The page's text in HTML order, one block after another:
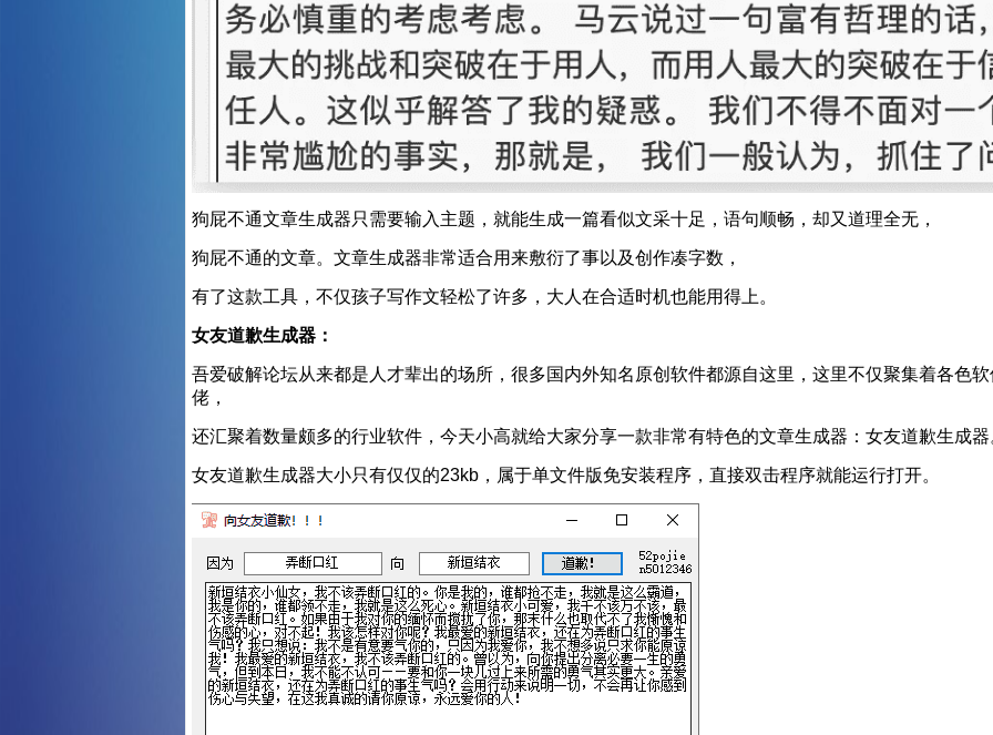
狗屁不通文章生成器只需要输入主题，就能生成一篇看似文采十足，语句顺畅，却又道理全无，
狗屁不通的文章。文章生成器非常适合用来敷衍了事以及创作凑字数，
有了这款工具，不仅孩子写作文轻松了许多，大人在合适时机也能用得上。
女友道歉生成器：
吾爱破解论坛从来都是人才辈出的场所，很多国内外知名原创软件都源自这里，这里不仅聚集着各色
佬，
还汇聚着数量颇多的行业软件，今天小高就给大家分享一款非常有特色的文章生成器：女友道歉生成器
女友道歉生成器大小只有仅仅的23kb，属于单文件版免安装程序，直接双击程序就能运行打开。